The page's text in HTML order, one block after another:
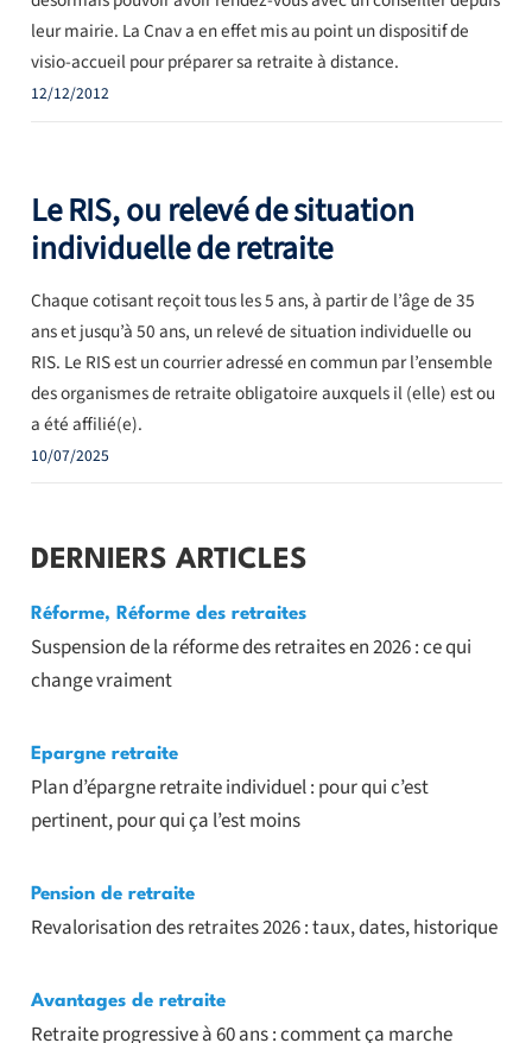
leur mairie. La Cnav a en effet mis au point un dispositif de
visio-accueil pour préparer sa retraite à distance.
12/12/2012
Le RIS, ou relevé de situation
individuelle de retraite
Chaque cotisant reçoit tous les 5 ans, à partir de l’âge de 35
ans et jusqu’à 50 ans, un relevé de situation individuelle ou
RIS. Le RIS est un courrier adressé en commun par l’ensemble
des organismes de retraite obligatoire auxquels il (elle) est ou
a été affilié(e).
10/07/2025
DERNIERS ARTICLES
Réforme, Réforme des retraites
Suspension de la réforme des retraites en 2026 : ce qui
change vraiment
Epargne retraite
Plan d’épargne retraite individuel : pour qui c’est
pertinent, pour qui ça l’est moins
Pension de retraite
Revalorisation des retraites 2026 : taux, dates, historique
Avantages de retraite
Retraite progressive à 60 ans : comment ça marche